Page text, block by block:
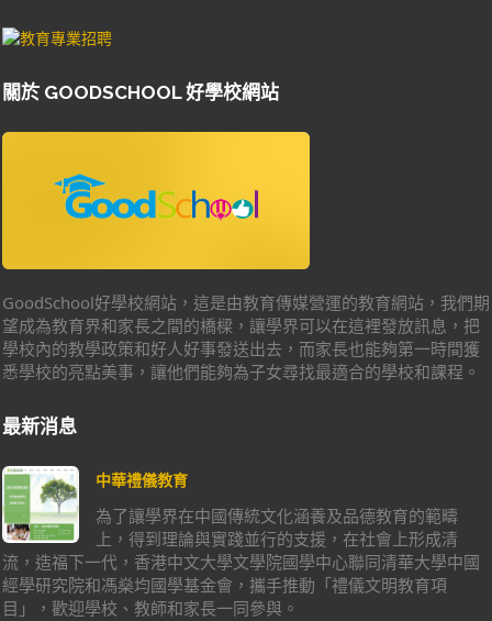
關於 GOODSCHOOL 好學校網站
GoodSchool好學校網站，這是由教育傳媒營運的教育網站，我們期
望成為教育界和家長之間的橋樑，讓學界可以在這裡發放訊息，把
學校內的教學政策和好人好事發送出去，而家長也能夠第一時間獲
悉學校的亮點美事，讓他們能夠為子女尋找最適合的學校和課程。
最新消息
中華禮儀教育
為了讓學界在中國傳統文化涵養及品德教育的範疇
上，得到理論與實踐並行的支援，在社會上形成清
流，造福下一代，香港中文大學文學院國學中心聯同清華大學中國
經學研究院和馮燊均國學基金會，攜手推動「禮儀文明教育項
目」，歡迎學校、教師和家長一同參與。